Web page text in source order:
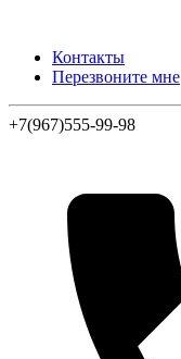
Контакты
Перезвоните мне
+7(967)555-99-98